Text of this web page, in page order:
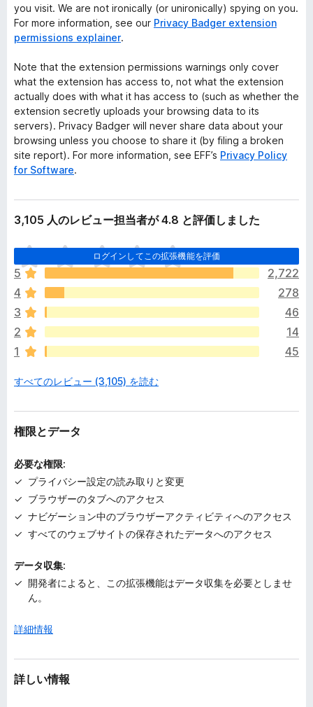
you visit. We are not ironically (or unironically) spying on you.
For more information, see our Privacy Badger extension
permissions explainer.
Note that the extension permissions warnings only cover
what the extension has access to, not what the extension
actually does with what it has access to (such as whether the
extension secretly uploads your browsing data to its
servers). Privacy Badger will never share data about your
browsing unless you choose to share it (by filing a broken
site report). For more information, see EFF’s Privacy Policy
for Software.
3,105 人のレビュー担当者が 4.8 と評価しました
ログインしてこの拡張機能を評価
ま
だ
評
価
さ
れ
て
い
せ
5
2,722
4
278
3
46
2
14
1
45
すべてのレビュー (3,105) を読む
権限とデータ
必要な権限:
プライバシー設定の読み取りと変更
ブラウザーのタブへのアクセス
ナビゲーション中のブラウザーアクティビティへのアクセス
すべてのウェブサイトの保存されたデータへのアクセス
データ収集:
開発者によると、この拡張機能はデータ収集を必要としませ
ん。
詳細情報
詳しい情報